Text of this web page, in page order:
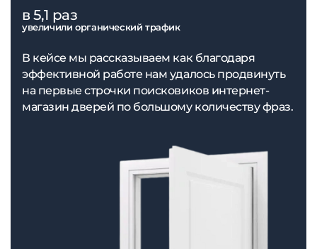
в 5,1 раз
увеличили органический трафик
В кейсе мы рассказываем как благодаря
эффективной работе нам удалось продвинуть
на первые строчки поисковиков интернет-
магазин дверей по большому количеству фраз.